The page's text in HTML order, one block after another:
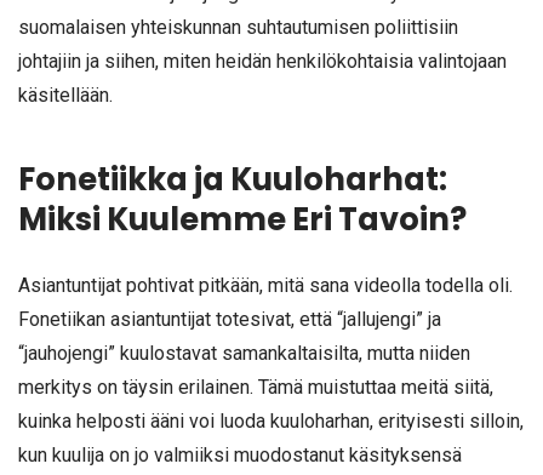
suomalaisen yhteiskunnan suhtautumisen poliittisiin
johtajiin ja siihen, miten heidän henkilökohtaisia valintojaan
käsitellään.
Fonetiikka ja Kuuloharhat:
Miksi Kuulemme Eri Tavoin?
Asiantuntijat pohtivat pitkään, mitä sana videolla todella oli.
Fonetiikan asiantuntijat totesivat, että “jallujengi” ja
“jauhojengi” kuulostavat samankaltaisilta, mutta niiden
merkitys on täysin erilainen. Tämä muistuttaa meitä siitä,
kuinka helposti ääni voi luoda kuuloharhan, erityisesti silloin,
kun kuulija on jo valmiiksi muodostanut käsityksensä